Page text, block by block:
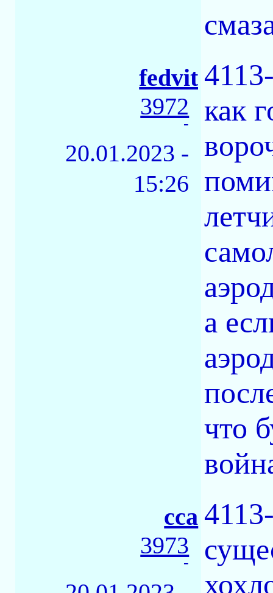
fedvit
3972
-
20.01.2023 -
15:26
как
а
что
сса
3973
-